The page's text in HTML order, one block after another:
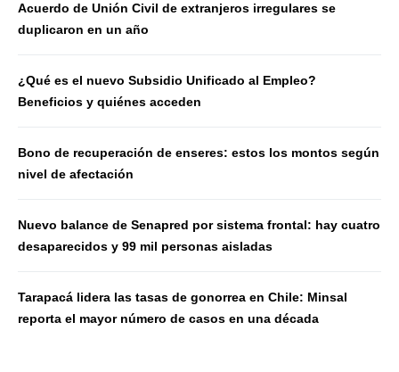
Acuerdo de Unión Civil de extranjeros irregulares se
duplicaron en un año
¿Qué es el nuevo Subsidio Unificado al Empleo?
Beneficios y quiénes acceden
Bono de recuperación de enseres: estos los montos según
nivel de afectación
Nuevo balance de Senapred por sistema frontal: hay cuatro
desaparecidos y 99 mil personas aisladas
Tarapacá lidera las tasas de gonorrea en Chile: Minsal
reporta el mayor número de casos en una década